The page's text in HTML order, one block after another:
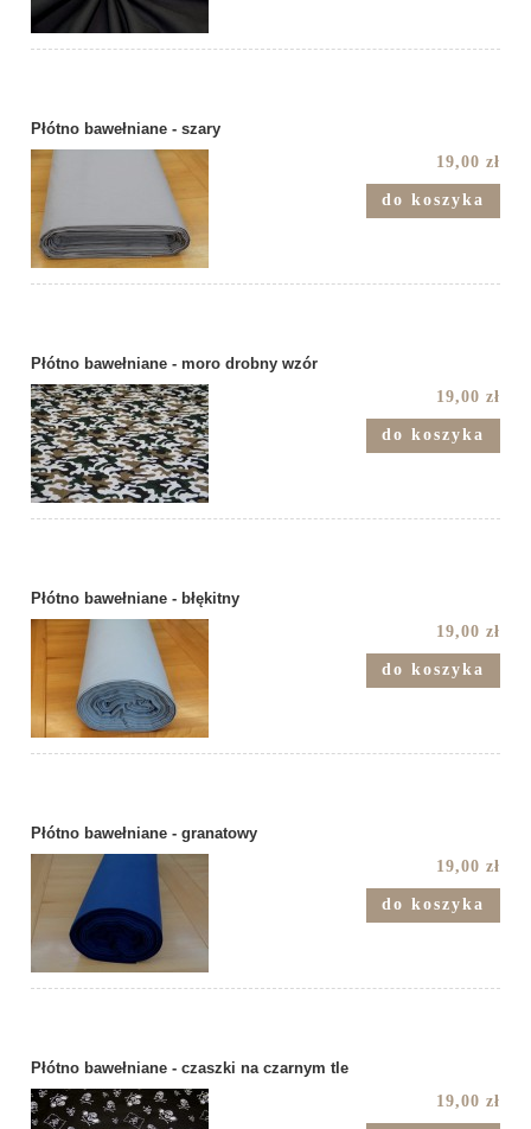
Płótno bawełniane - szary
19,00 zł
do koszyka
Płótno bawełniane - moro drobny wzór
19,00 zł
do koszyka
Płótno bawełniane - błękitny
19,00 zł
do koszyka
Płótno bawełniane - granatowy
19,00 zł
do koszyka
Płótno bawełniane - czaszki na czarnym tle
19,00 zł